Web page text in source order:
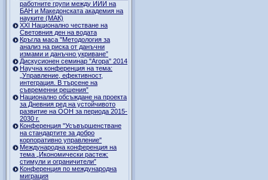
работните групи между ИИИ на
БАН и Македонската академия на
науките (МАК)
XXI Национално честване на
Световния ден на водата
Кръгла маса "Методология за
анализ на риска от данъчни
измами и данъчно укриване”
Дискусионен семинар "Агора" 2014
Научна конференция на тема:
„Управление, ефективност,
интеграция. В търсене на
съвременни решения”
Национално обсъждане на проекта
за Дневния ред на устойчивото
развитие на ООН за периода 2015-
2030 г.
Конференция "Усъвършенстване
на стандартите за добро
корпоративно управление"
Международна конференция на
тема „Икономически растеж:
стимули и ограничители”
Конференция по международна
миграция